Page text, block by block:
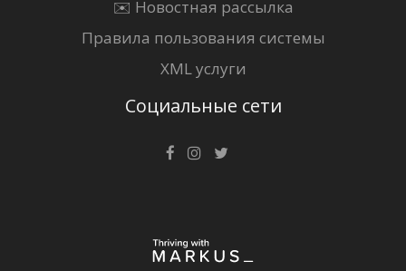
✉️ Новостная рассылка
Правила пользования системы
XML услуги
Социальные сети